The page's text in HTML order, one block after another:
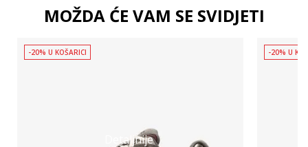
MOŽDA ĆE VAM SE SVIDJETI
Detaljnije
-20% U KOŠARICI -20% U